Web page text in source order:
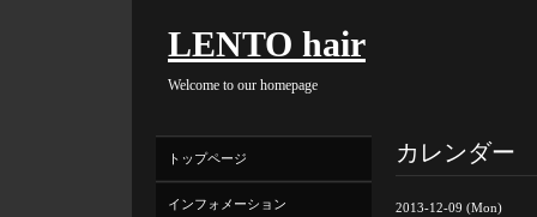
LENTO hair
Welcome to our homepage
カレンダー
2013-12-09 (Mon)
トップページ
インフォメーション